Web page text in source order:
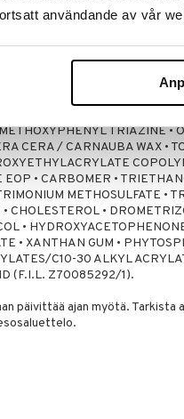
användande av vår
heikomman suojan. Vältä
• ISOPROPYL PALMITATE
• BUTYL
TRIAZINE •
CERA / CARNAUBA WAX •
• CARBOMER •
METHOSULFATE •
CHOLESTEROL •
•
• XANTHAN GUM •
C10-30 ALKYL
(F.I.L. Z70085292/1).
päivittää ajan myötä. Tarkista